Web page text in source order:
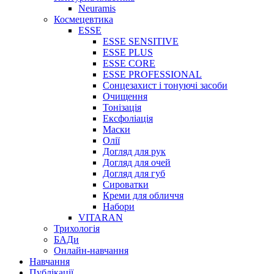
Neuramis
Космецевтика
ESSE
ESSE SENSITIVE
ESSE PLUS
ESSE CORE
ESSE PROFESSIONAL
Сонцезахист і тонуючі засоби
Очищення
Тонізація
Ексфоліація
Маски
Олії
Догляд для рук
Догляд для очей
Догляд для губ
Сироватки
Креми для обличчя
Набори
VITARAN
Трихологія
БАДи
Онлайн-навчання
Навчання